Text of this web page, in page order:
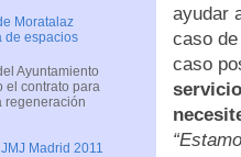
ayudar
caso
caso
Moratalaz
de espacios
Ayuntamiento
el contrato para
regeneración
Madrid 2011